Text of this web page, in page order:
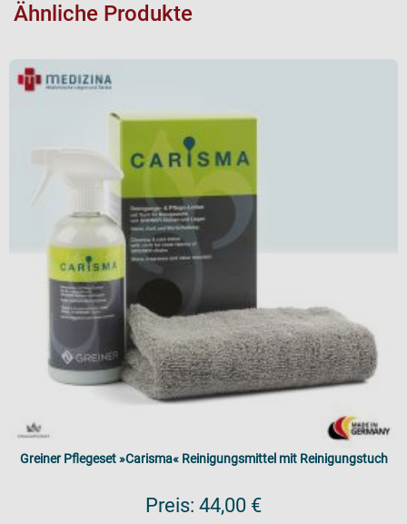
Ähnliche Produkte
Greiner Pflegeset »Carisma« Reinigungsmittel mit Reinigungstuch
Preis: 44,00 €